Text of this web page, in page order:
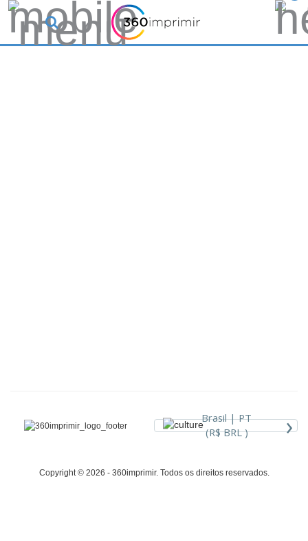
Brasil |PT
(R$ BRL )
›
Copyright © 2026 - 360imprimir. Todos os direitos reservados.